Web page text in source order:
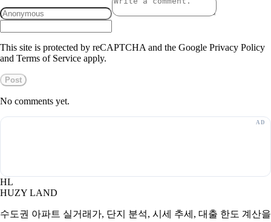
This site is protected by reCAPTCHA and the Google Privacy Policy
and Terms of Service apply.
Post
No comments yet.
HL
HUZY LAND
수도권 아파트 실거래가, 단지 분석, 시세 추세, 대출 한도 계산을